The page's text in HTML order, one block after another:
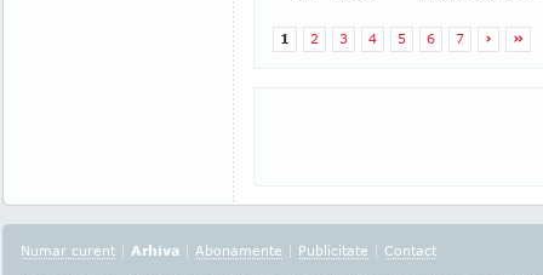
1 2 3 4 5 6 7 › »
Numar curent | Arhiva | Abonamente | Publicitate | Contact